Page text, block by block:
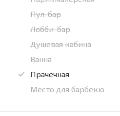
Пул-бар
Лобби-бар
Душевая кабина
Ванна
Прачечная
Место для барбекю